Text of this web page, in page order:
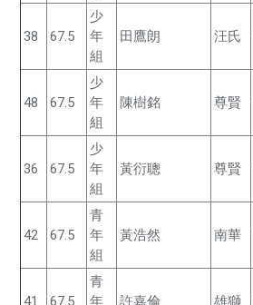
38 67.5
少
年
組
田鷹朗 汪氏
48 67.5
少
年
組
陳樹銘 尊賢
36 67.5
少
年
組
黃衍聰 尊賢
42 67.5
青
年
組
黃浩然 南華
41 67.5
青
年
許嘉倫 雄獅